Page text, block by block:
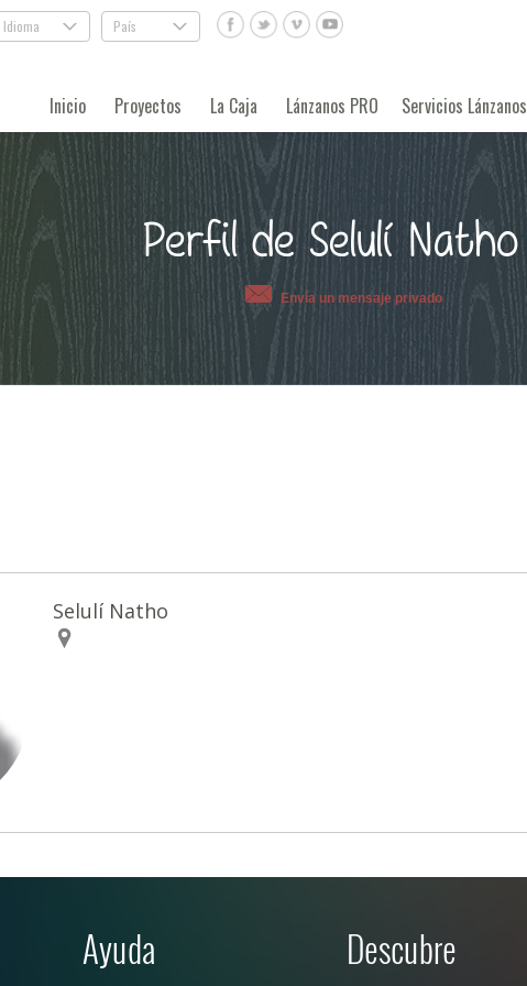
Idioma . País .
Inicio Proyectos La Caja Lánzanos PRO Servicios Lánzanos
Perfil de Selulí Natho
Envía un mensaje privado
Selulí Natho
Ayuda Descubre